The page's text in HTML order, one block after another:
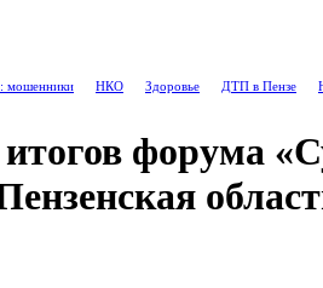
мошенники НКО Здоровье ДТП в Пензе
форума